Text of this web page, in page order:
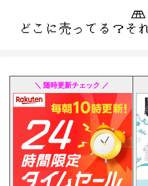
＼ 随時更新チェック ／